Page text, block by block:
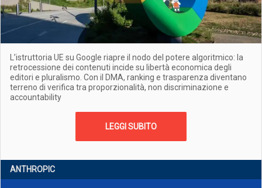
L’istruttoria UE su Google riapre il nodo del potere algoritmico: la
retrocessione dei contenuti incide su libertà economica degli
editori e pluralismo. Con il DMA, ranking e trasparenza diventano
terreno di verifica tra proporzionalità, non discriminazione e
accountability
LEGGI SUBITO
ANTHROPIC